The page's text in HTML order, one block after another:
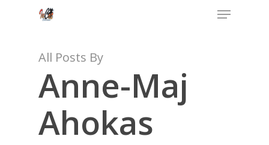
Menu
All Posts By
Anne-Maj
Ahokas